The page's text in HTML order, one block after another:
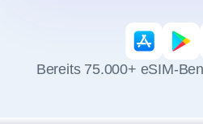
Bereits 75.000+ eSIM-